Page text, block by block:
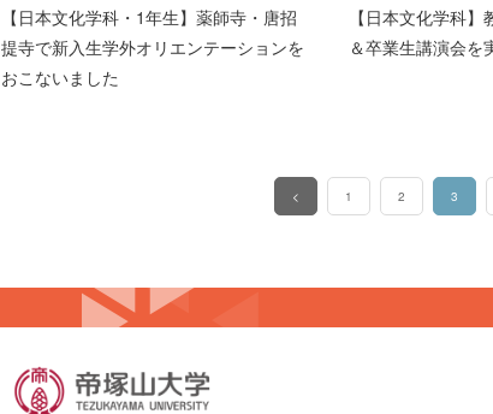
【日本文化学科・1年生】薬師寺・唐招
提寺で新入生学外オリエンテーションを
おこないました
【日本文化学科
＆卒業生講演会を
< 1 2 3
（このペー